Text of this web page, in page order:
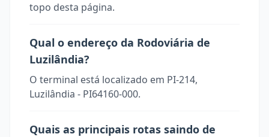
topo desta página.
Qual o endereço da Rodoviária de
Luzilândia?
O terminal está localizado em PI-214,
Luzilândia - PI64160-000.
Quais as principais rotas saindo de